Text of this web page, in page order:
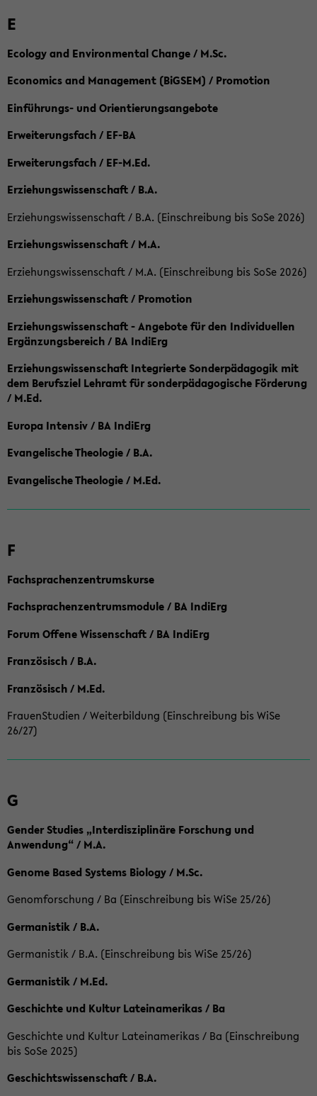
E
Ecology and Environmental Change / M.Sc.
Economics and Management (BiGSEM) / Promotion
Einführungs- und Orientierungsangebote
Erweiterungsfach / EF-BA
Erweiterungsfach / EF-M.Ed.
Erziehungswissenschaft / B.A.
Erziehungswissenschaft / B.A. (Einschreibung bis SoSe 2026)
Erziehungswissenschaft / M.A.
Erziehungswissenschaft / M.A. (Einschreibung bis SoSe 2026)
Erziehungswissenschaft / Promotion
Erziehungswissenschaft - Angebote für den Individuellen
Ergänzungsbereich / BA IndiErg
Erziehungswissenschaft Integrierte Sonderpädagogik mit
dem Berufsziel Lehramt für sonderpädagogische Förderung
/ M.Ed.
Europa Intensiv / BA IndiErg
Evangelische Theologie / B.A.
Evangelische Theologie / M.Ed.
F
Fachsprachenzentrumskurse
Fachsprachenzentrumsmodule / BA IndiErg
Forum Offene Wissenschaft / BA IndiErg
Französisch / B.A.
Französisch / M.Ed.
FrauenStudien / Weiterbildung (Einschreibung bis WiSe
26/27)
G
Gender Studies „Interdisziplinäre Forschung und
Anwendung“ / M.A.
Genome Based Systems Biology / M.Sc.
Genomforschung / Ba (Einschreibung bis WiSe 25/26)
Germanistik / B.A.
Germanistik / B.A. (Einschreibung bis WiSe 25/26)
Germanistik / M.Ed.
Geschichte und Kultur Lateinamerikas / Ba
Geschichte und Kultur Lateinamerikas / Ba (Einschreibung
bis SoSe 2025)
Geschichtswissenschaft / B.A.